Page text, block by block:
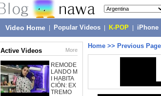
Video Home Popular Videos K-POP iPhone
Active Videos More
REMODE
LANDO M
I HABITA
CIÓN: EX
TREMO
Home >> Previous Page